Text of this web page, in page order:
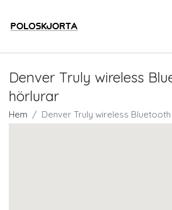
Denver Truly wireless
hörlurar
Hem Denver Truly wireless